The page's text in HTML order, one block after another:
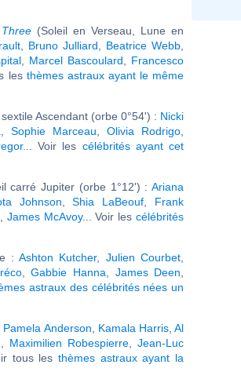
(Soleil en Verseau, Lune en
, Bruno Julliard Beatrice Webb
Marcel Bascoulard
Francesco
les thèmes astraux ayant le même
Ascendant (orbe 0°54') : Nicki
Sophie Marceau Olivia Rodrigo
... Voir les célébrités ayant cet
carré Jupiter (orbe 1°12') : Ariana
Johnson ,Shia LaBeouf
Frank
James McAvoy... Voir lescélébrités
:Ashton Kutcher, Julien Courbet
,Gabbie Hanna James Deen
astraux des célébrités nées un
Pamela Anderson Kamala Harris,Al
Maximilien Robespierre ,Jean-Luc
tous lesthèmes astraux ayant la